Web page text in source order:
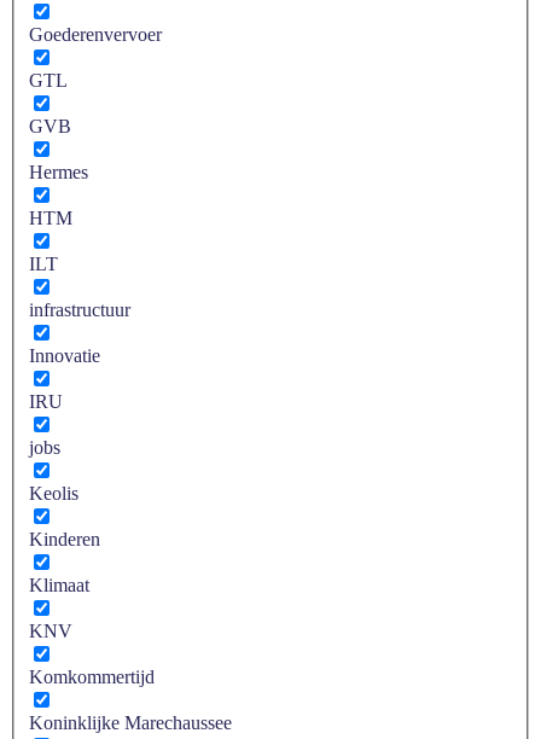
Goederenvervoer
GTL
GVB
Hermes
HTM
ILT
infrastructuur
Innovatie
IRU
jobs
Keolis
Kinderen
Klimaat
KNV
Komkommertijd
Koninklijke Marechaussee